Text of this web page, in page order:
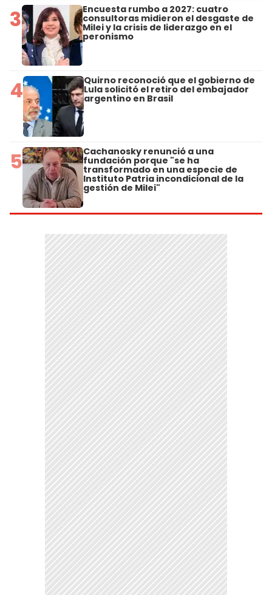
3 Encuesta rumbo a 2027: cuatro
consultoras midieron el desgaste de
Milei y la crisis de liderazgo en el
peronismo
4 Quirno reconoció que el gobierno de
Lula solicitó el retiro del embajador
argentino en Brasil
5 Cachanosky renunció a una
fundación porque "se ha
transformado en una especie de
Instituto Patria incondicional de la
gestión de Milei"